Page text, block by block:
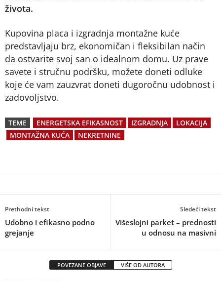
života.
Kupovina placa i izgradnja montažne kuće
predstavljaju brz, ekonomičan i fleksibilan način
da ostvarite svoj san o idealnom domu. Uz prave
savete i stručnu podršku, možete doneti odluke
koje će vam zauzvrat doneti dugoročnu udobnost i
zadovoljstvo.
TEME ENERGETSKA EFIKASNOST IZGRADNJA
LOKACIJA
MONTAŽNA KUĆA
NEKRETNINE
Prethodni tekst
Udobno i efikasno podno
grejanje
Sledeći tekst
Višeslojni parket – prednosti
u odnosu na masivni
POVEZANE OBJAVE VIŠE OD AUTORA